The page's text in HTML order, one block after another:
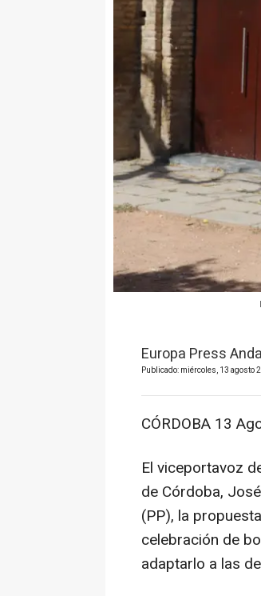
Europa Press
Publicado: miércoles, 13 agosto
CÓRDOBA 13
El viceportavoz
de Córdoba,
(PP), la
celebración de
adaptarlo a las